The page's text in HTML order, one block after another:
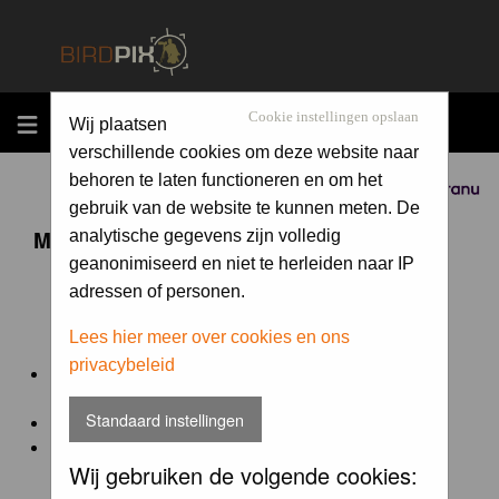
MENU
Sponsored by
Cookie instellingen opslaan
Wij plaatsen
verschillende cookies om deze website naar
behoren te laten functioneren en om het
gebruik van de website te kunnen meten. De
analytische gegevens zijn volledig
geanonimiseerd en niet te herleiden naar IP
adressen of personen.
Lees hier meer over cookies en ons
privacybeleid
Standaard instellingen
Wij gebruiken de volgende cookies:
Maandopdracht 'lentekriebels'
De maandopdracht van Birdpix is een competitie voor
en door de Birdpix fotografen community:
Het onderwerp van de opdracht wordt bepaald door de
winnaar van de laatste maandopdracht
De community nomineert de winnaar.
Geregistreerde gebruikers van Birdpix kunnen onder
deze voorwaardendeelnemen.